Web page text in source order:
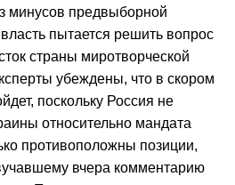
минусов предвыборной
пытается решить вопрос
страны миротворческой
убеждены, что в скором
поскольку Россия не
относительно мандата
противоположны позиции,
вчера комментарию